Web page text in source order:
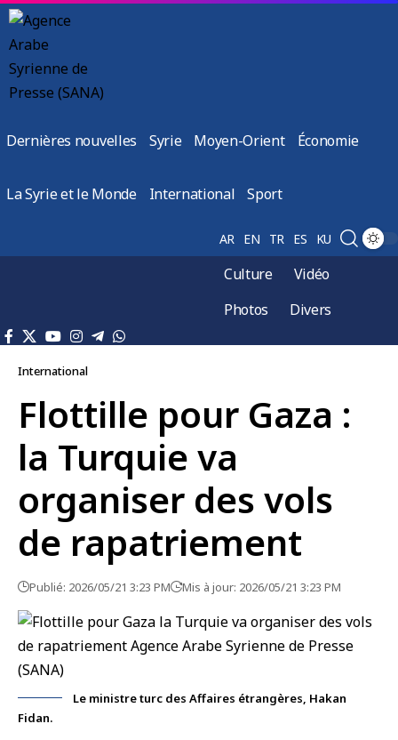
Dernières nouvelles Syrie Moyen-Orient Économie
La Syrie et le Monde International Sport
AR EN TR ES KU
Culture
Vidéo
Photos
Divers
International
Flottille pour Gaza :
la Turquie va
organiser des vols
de rapatriement
Publié: 2026/05/21 3:23 PM Mis à jour: 2026/05/21 3:23 PM
Le ministre turc des Affaires étrangères, Hakan
Fidan.